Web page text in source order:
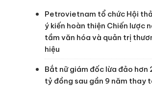
Petrovietnam tổ chức Hội
ý kiến hoàn thiện Chiến lược
tầm văn hóa và quản trị
hiệu
Bắt nữ giám đốc lừa đảo hơn
tỷ đồng sau gần 9 năm thay